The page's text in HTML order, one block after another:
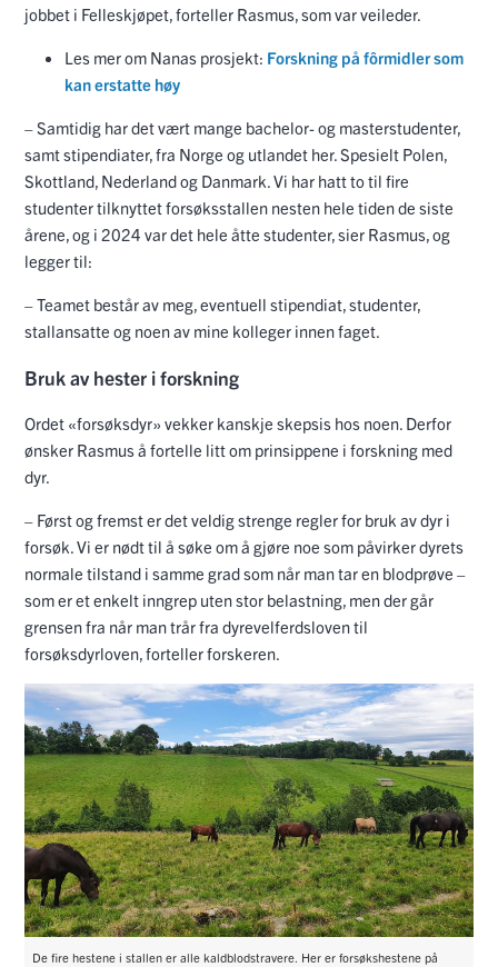
jobbet i Felleskjøpet, forteller Rasmus, som var veileder.
Les mer om Nanas prosjekt: Forskning på fôrmidler som
kan erstatte høy
– Samtidig har det vært mange bachelor- og masterstudenter,
samt stipendiater, fra Norge og utlandet her. Spesielt Polen,
Skottland, Nederland og Danmark. Vi har hatt to til fire
studenter tilknyttet forsøksstallen nesten hele tiden de siste
årene, og i 2024 var det hele åtte studenter, sier Rasmus, og
legger til:
– Teamet består av meg, eventuell stipendiat, studenter,
stallansatte og noen av mine kolleger innen faget.
Bruk av hester i forskning
Ordet «forsøksdyr» vekker kanskje skepsis hos noen. Derfor
ønsker Rasmus å fortelle litt om prinsippene i forskning med
dyr.
– Først og fremst er det veldig strenge regler for bruk av dyr i
forsøk. Vi er nødt til å søke om å gjøre noe som påvirker dyrets
normale tilstand i samme grad som når man tar en blodprøve –
som er et enkelt inngrep uten stor belastning, men der går
grensen fra når man trår fra dyrevelferdsloven til
forsøksdyrloven, forteller forskeren.
De fire hestene i stallen er alle kaldblodstravere. Her er forsøkshestene på